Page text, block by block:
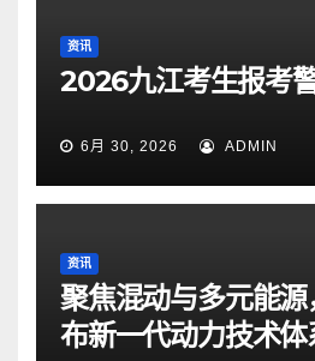
资讯
2026九江考生报考
6月 30, 2026 ADMIN
资讯
聚焦混动与多元能
布新一代动力技术体